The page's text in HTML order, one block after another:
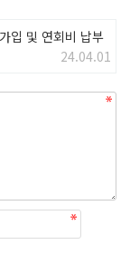
입 및 연회비 납부
24.04.01